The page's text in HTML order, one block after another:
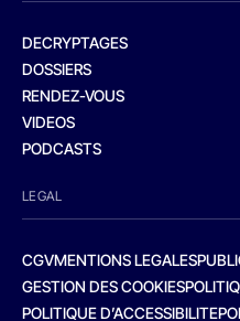
DECRYPTAGES
DOSSIERS
RENDEZ-VOUS
VIDEOS
PODCASTS
LEGAL
CGVMENTIONS LEGALES
GESTION DES COOKIES
POLITIQUE D’ACCESSIBILITE